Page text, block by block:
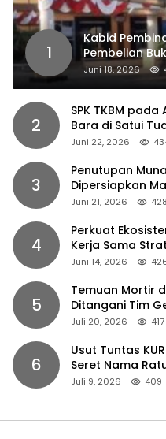
1
Kabid
Pembelian
Dipaksakan
Juni 18, 2026
2
SPK TKBM
Bara di Satui
Juni 22, 2026
3
Penutupan
Dipersiapkan
Juni 21, 2026 428
4
Perkuat
Kerja Sama
Juni 14, 2026
5
Temuan Mortir
Ditangani Tim
Juli 20, 2026 417
6
Usut Tuntas
Seret Nama
Juli 9, 2026 409